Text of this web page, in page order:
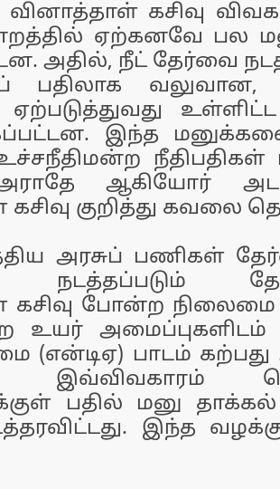
வினாத்தாள் கசிவு
ஏற்கனவே பல
அதில், நீட் தேர்வை
பதிலாக வலுவான,
இந்த
நீதிபதிகள்
ஆகியோர்
குறித்து கவலை
அரசுப் பணிகள்
நடத்தப்படும்
கசிவு போன்ற
உயர் அமைப்புகளிடம்
(என்டிஏ) பாடம்
பதில் மனு
இந்த